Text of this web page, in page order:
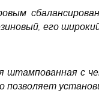
его
штампованная с
позволяет